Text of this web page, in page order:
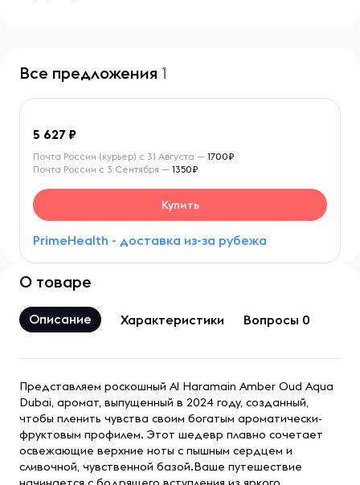
Все предложения 1
5 627
PrimeHealth - доставка из-за рубежа
Почта России (курьер) с 31 Августа — 1700₽
Почта России с 3 Сентября — 1350₽
Купить
О товаре
Описание Характеристики Вопросы 0
Представляем роскошный Al Haramain Amber Oud Aqua
Dubai, аромат, выпущенный в 2024 году, созданный,
чтобы пленить чувства своим богатым ароматически-
фруктовым профилем. Этот шедевр плавно сочетает
освежающие верхние ноты с пышным сердцем и
сливочной, чувственной базой.Ваше путешествие